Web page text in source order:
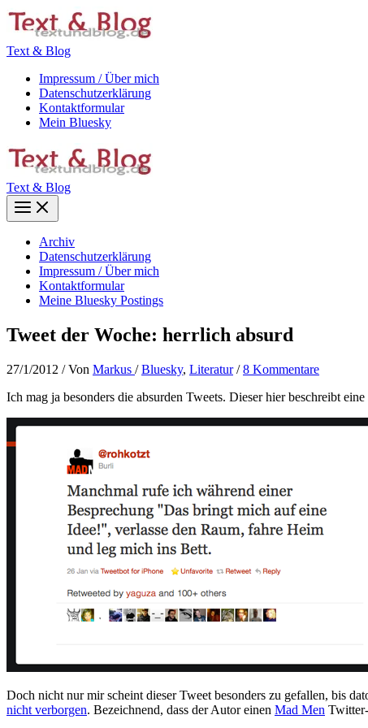
Zum
Inhalt
Text & Blog
Impressum / Über mich
Datenschutzerklärung
Kontaktformular
Mein Bluesky
Text & Blog
Main
Menu
Archiv
Datenschutzerklärung
Impressum / Über mich
Kontaktformular
Meine Bluesky Postings
Tweet der Woche: herrlich absurd
27/1/2012 / Von Markus /Bluesky, Literatur/8 Kommentare
Ich mag ja besonders die absurden Tweets. Dieser hier beschreibt
Doch nicht nur mir scheint dieser Tweet besonders zu gefallen, bis
nicht verborgen. Bezeichnend, dass der Autor einen Mad Men